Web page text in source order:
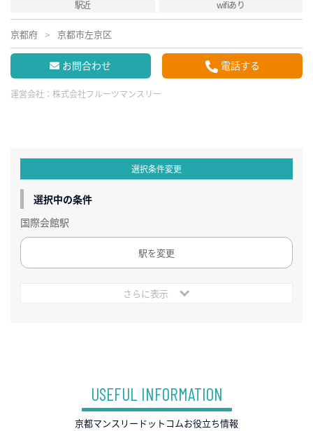
駅近
wifiあり
京都府 京都市左京区
お問合わせ 電話する
運営会社： 株式会社フルーツマンスリー
選択条件変更
選択中の条件
国際会館駅
駅を変更
さらに表示
USEFUL INFORMATION
京都マンスリードットコムお役立ち情報